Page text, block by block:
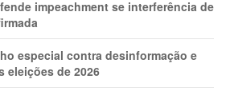
impeachment se interferência de
especial contra desinformação e
eleições de 2026